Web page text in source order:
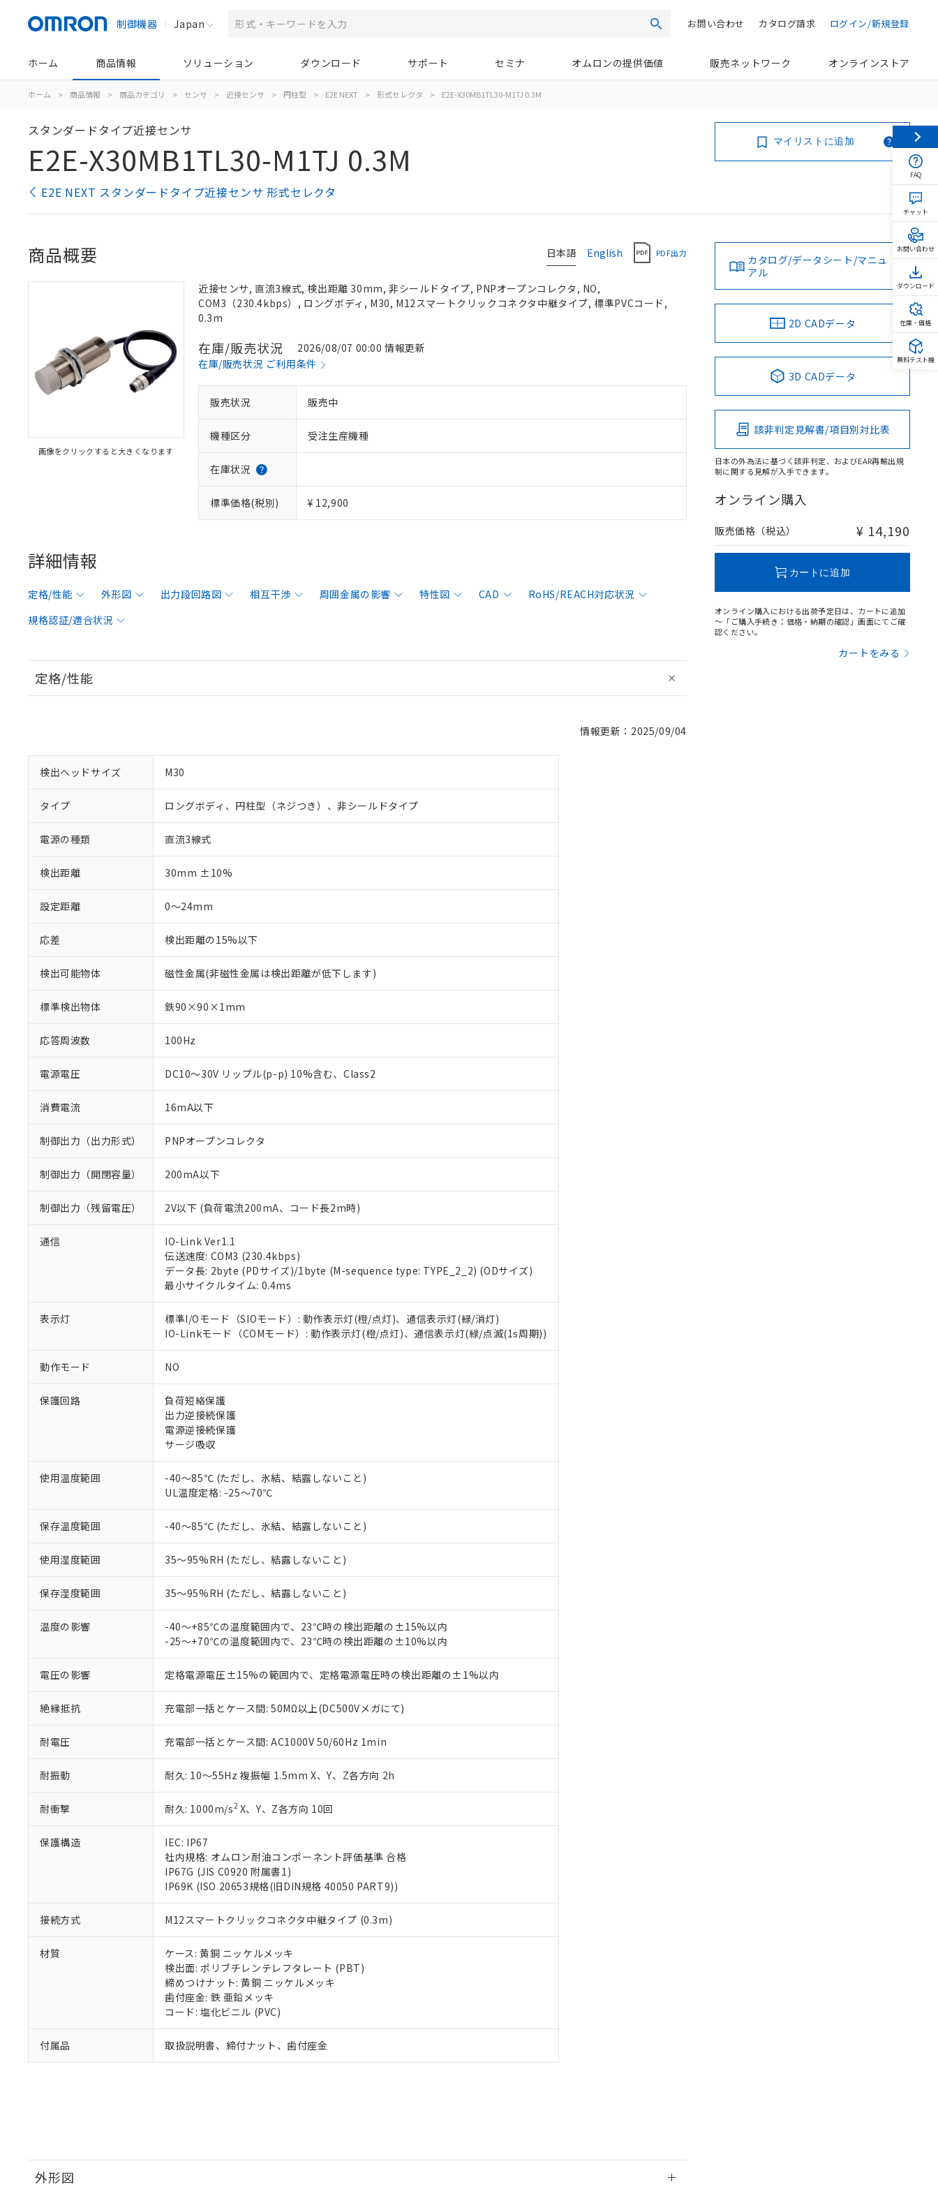
制御機器 Japan 検索 ログイン/新規登録
カタログ請求
お問い合わせ
ホーム 商品情報 ソリューション ダウンロード サポート セミナ オムロンの提供価値 販売ネットワーク オンラインストア
ホーム > 商品情報 > 商品カテゴリ > センサ > 近接センサ > 円柱型 > E2E NEXT > 形式セレクタ > E2E-X30MB1TL30-M1TJ 0.3M
スタンダードタイプ近接センサ
E2E-X30MB1TL30-M1TJ 0.3M
E2E NEXT スタンダードタイプ近接センサ 形式セレクタ
マイリストに追加
日本語 English PDF出力
商品概要
画像をクリックすると大きくなります
近接センサ, 直流3線式, 検出距離 30mm, 非シールドタイプ, PNPオープンコレクタ, NO,
COM3（230.4kbps）, ロングボディ, M30, M12スマートクリックコネクタ中継タイプ, 標準PVCコード,
0.3m
在庫/販売状況
2026/08/07 00:00 情報更新
在庫/販売状況 ご利用条件
販売状況 販売中
機種区分 受注生産機種
在庫状況
標準価格(税別) ¥ 12,900
詳細情報
定格/性能 外形図 出力段回路図 相互干渉 周囲金属の影響 特性図 CAD
RoHS/REACH対応状況
規格認証/適合状況
定格/性能
情報更新：2025/09/04
検出ヘッドサイズ M30
タイプ ロングボディ、円柱型（ネジつき）、非シールドタイプ
電源の種類 直流3線式
検出距離 30mm ±10%
設定距離 0～24mm
応差 検出距離の15%以下
検出可能物体 磁性金属(非磁性金属は検出距離が低下します)
標準検出物体 鉄90×90×1mm
応答周波数 100Hz
電源電圧 DC10～30V リップル(p-p) 10%含む、Class2
消費電流 16mA以下
制御出力（出力形式） PNPオープンコレクタ
制御出力（開閉容量） 200mA以下
制御出力（残留電圧） 2V以下 (負荷電流200mA、コード長2m時)
通信
IO-Link Ver1.1
伝送速度: COM3 (230.4kbps)
データ長: 2byte (PDサイズ)/1byte (M-sequence type: TYPE_2_2) (ODサイズ)
最小サイクルタイム: 0.4ms
表示灯
標準I/Oモード（SIOモード）: 動作表示灯(橙/点灯)、通信表示灯(緑/消灯)
IO-Linkモード（COMモード）: 動作表示灯(橙/点灯)、通信表示灯(緑/点滅(1s周期))
動作モード NO
保護回路
負荷短絡保護
出力逆接続保護
電源逆接続保護
サージ吸収
使用温度範囲
-40～85℃ (ただし、氷結、結露しないこと)
UL温度定格: -25～70℃
保存温度範囲 -40～85℃ (ただし、氷結、結露しないこと)
使用湿度範囲 35～95%RH (ただし、結露しないこと)
保存湿度範囲 35～95%RH (ただし、結露しないこと)
温度の影響
-40～+85℃の温度範囲内で、23℃時の検出距離の±15%以内
-25～+70℃の温度範囲内で、23℃時の検出距離の±10%以内
電圧の影響 定格電源電圧±15%の範囲内で、定格電源電圧時の検出距離の±1%以内
絶縁抵抗 充電部一括とケース間: 50MΩ以上(DC500Vメガにて)
耐電圧 充電部一括とケース間: AC1000V 50/60Hz 1min
耐振動 耐久: 10～55Hz 複振幅 1.5mm X、Y、Z各方向 2h
耐衝撃 耐久: 1000m/s2X、Y、Z各方向 10回
保護構造
IEC: IP67
社内規格: オムロン耐油コンポーネント評価基準 合格
IP67G (JIS C0920 附属書1)
IP69K (ISO 20653規格(旧DIN規格 40050 PART9))
接続方式 M12スマートクリックコネクタ中継タイプ (0.3m)
材質
ケース: 黄銅 ニッケルメッキ
検出面: ポリブチレンテレフタレート (PBT)
締めつけナット: 黄銅 ニッケルメッキ
歯付座金: 鉄 亜鉛メッキ
コード: 塩化ビニル (PVC)
付属品 取扱説明書、締付ナット、歯付座金
外形図
カタログ/データシート/マニュ
アル
2D CADデータ
3D CADデータ
該非判定見解書/項目別対比表
日本の外為法に基づく該非判定、およびEAR再輸出規
制に関する見解が入手できます。
オンライン購入
販売価格（税込） ¥ 14,190
カートに追加
オンライン購入における出荷予定日は、カートに追加
～「ご購入手続き：価格・納期の確認」画面にてご確
認ください。
カートをみる
ご利用条件
い。
正式な納期状況および標準価格はお客様のお取引先、またはお客様担当のオムロン制御機器販売店・
当社販売員にご相談ください。
オムロン制御機器販売店や当社販売拠点は「販売ネットワーク
」をご確認ください。
在庫状況および標準価格結果を当社の事前の承諾なく第三者に漏洩または開示しないようお願いしま
マイパーツ機能（部品リスト作成サービス）をご利用いただくには、I-Webメンバーズにご登録され
ている必要があります。
お客様が当ウェブサイト上で当社にご登録された部品リストについて、当社および当社の共同利用者
が、当社の製品・サービスに関するお客様との取引・商談に必要な範囲で利用することをご了承くだ
さい。
※当社の共同利用者とは、"個人情報の共同利用に関して"
いる法人を指します。
※1 対応状況
対応済み：EU RoHS指令（10物質）の非含有に対応した製品が提供可能な商品です。
対応予定：EU RoHS指令（10物質）の非含有に対応した製品に切り替える予定のある商品です。
対応予定なし：EU RoHS指令（10物質）の非含有に非対応の商品で、対応品を出す予定はありません。
調査・確認中：EU RoHS指令（10物質）の非含有の対応状況を調査中または確認中の商品です。
非該当品：ライセンス料など無形物で、有害物質有無と関係のない商品です。
仕入先様の事情により、非含有部品としていたものが、含有品と判明した場合などやむを得ず変更すること
鉛(Pb) 1000ppm以下、 水銀(Hg) 1000ppm以下、 カドミウム(Cd) 100ppm以下、
六価クロム(Cr(Ⅵ)) 1000ppm以下、ポリ臭化ビフェニル類(PBB) 1000ppm以下、ポリ臭化ジフェニルエーテル類(PBDE) 1000ppm以下、
フタル酸ビス(2-エチルヘキシル) (DEHP)(別名：DOP) 1000ppm以下、フタル酸ブチルベンジル（BBP） 1000ppm以下、フタル酸ジブチ
ル（DBP） 1000ppm以下、フタル酸ジイソブチル (DIBP) 1000ppm以下
※2 対応予定月
部品在庫の切り替え状況などにより、予定月が前後することがあります。
下記の非含有証明書をダウンロードすることができます。
EU RoHS指令（10物質）の非含有証明書
51物質の非含有証明書（当社基準）
※本証明書は発行日時点で非含有を証明するもので、過去に遡って非含有を証明するものではありません。
混在することから備考欄に対応日を記載しておりました。
既に当社にて対応品への在庫切替を完了していることから、特段のことがない限り、2022年1月12日よ
り割愛しております。
※1 中国RoHS○×表
「×」：最大均質材料含有率が中国RoHSの基準値を超えていることを示します。
「－」：未確認です。当社販売部門へお問い合わせください。
*中国RoHS10物質の基準値 (GB/T26572)：
DBP(フタル酸ジブチル) : 1000ppm、 DIBP(フタル酸ジイソブチル) : 1000ppm、 BBP(フタル酸ブチルベンジル) : 1000ppm、
DEHP(フタル酸ビス(2-エチルヘキシル)) : 1000ppm
※2 環境保護使用期限
「ｅ」：有害物質（10物質）のすべてが基準値以下であることを示します。
「10」：通常の使用状況下において有害物質が外部に漏えいし、環境に深刻な影響を及ぼさない年数を意
「－」：未確認です。当社販売部門へお問い合わせください。
当社は貴社製品を、核兵器、ミサイル、化学兵器、生物兵器またはその他武器並びにこれらの製造装
置等に一切使用いたしません。
当社は、貴社製品を第三者に販売する場合は、上記1、2および3の内容を当該第三者に通知します。
また当社は、販売先および販売に係わる関係者が違法に輸出するおそれがある場合は、取り引きをい
たしません。
○ 一定数以上の在庫あり
△ 一定数には満たないが在庫あり
－
在庫なし(最新の在庫状況については、お客様のお取引先、またはお客様担当のオムロン制御
機器販売店・当社販売員にご確認ください)
空
白
受注生産機種、また在庫状況の情報を公開していない機種
FAQ
チャット
お問い合わせ
ダウンロード
在庫・価格
無料テスト機